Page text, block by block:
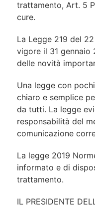
trattamento, Art. 5
cure.
La Legge 219 del
vigore il 31 gennaio
delle novità
Una legge con
chiaro e semplice
da tutti. La legge
responsabilità del
comunicazione
La legge 2019
informato e di
trattamento.
IL PRESIDENTE